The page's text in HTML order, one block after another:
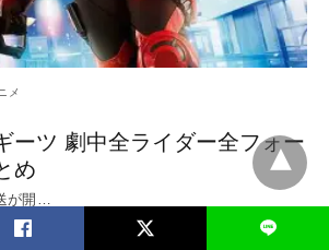
メ
ーツ 劇中全ライダー全フォー
め
が開…
L